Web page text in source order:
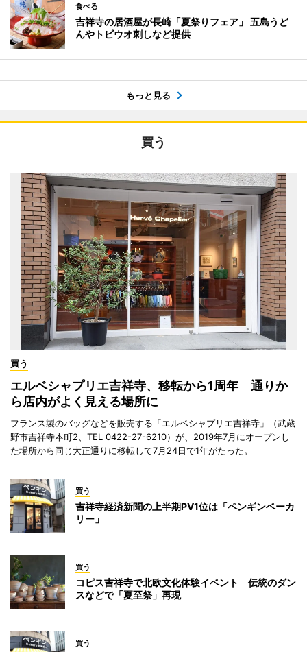
食べる
吉祥寺の居酒屋が長崎「夏祭りフェア」 五島うど
んやトビウオ刺しなど提供
もっと見る
買う
買う
エルベシャプリエ吉祥寺、移転から1周年 通りか
ら店内がよく見える場所に
フランス製のバッグなどを販売する「エルベシャプリエ吉祥寺」（武蔵
野市吉祥寺本町2、TEL 0422-27-6210）が、2019年7月にオープンし
た場所から同じ大正通りに移転して7月24日で1年がたった。
買う
吉祥寺経済新聞の上半期PV1位は「ペンギンベーカ
リー」
買う
コピス吉祥寺で北欧文化体験イベント 伝統のダン
スなどで「夏至祭」再現
買う